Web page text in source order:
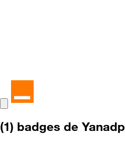
(1) badges de Yanadp